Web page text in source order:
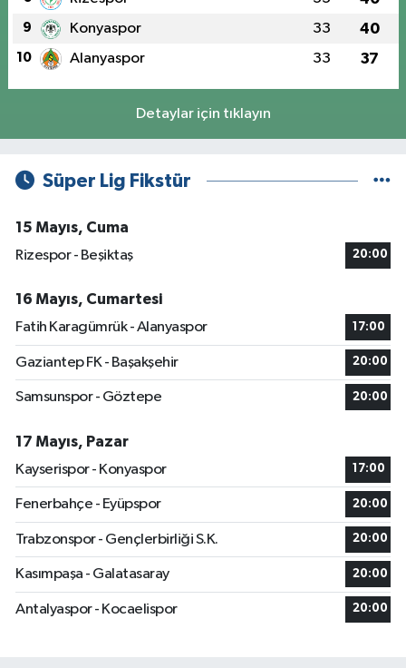
9 Konyaspor 33 40
10 Alanyaspor 33 37
Detaylar için tıklayın
Süper Lig Fikstür
15 Mayıs, Cuma
Rizespor - Beşiktaş
20:00
16 Mayıs, Cumartesi
Fatih Karagümrük - Alanyaspor
17:00
Gaziantep FK - Başakşehir 20:00
Samsunspor - Göztepe 20:00
17 Mayıs, Pazar
Kayserispor - Konyaspor
17:00
Fenerbahçe - Eyüpspor 20:00
Trabzonspor - Gençlerbirliği S.K. 20:00
Kasımpaşa - Galatasaray 20:00
Antalyaspor - Kocaelispor 20:00